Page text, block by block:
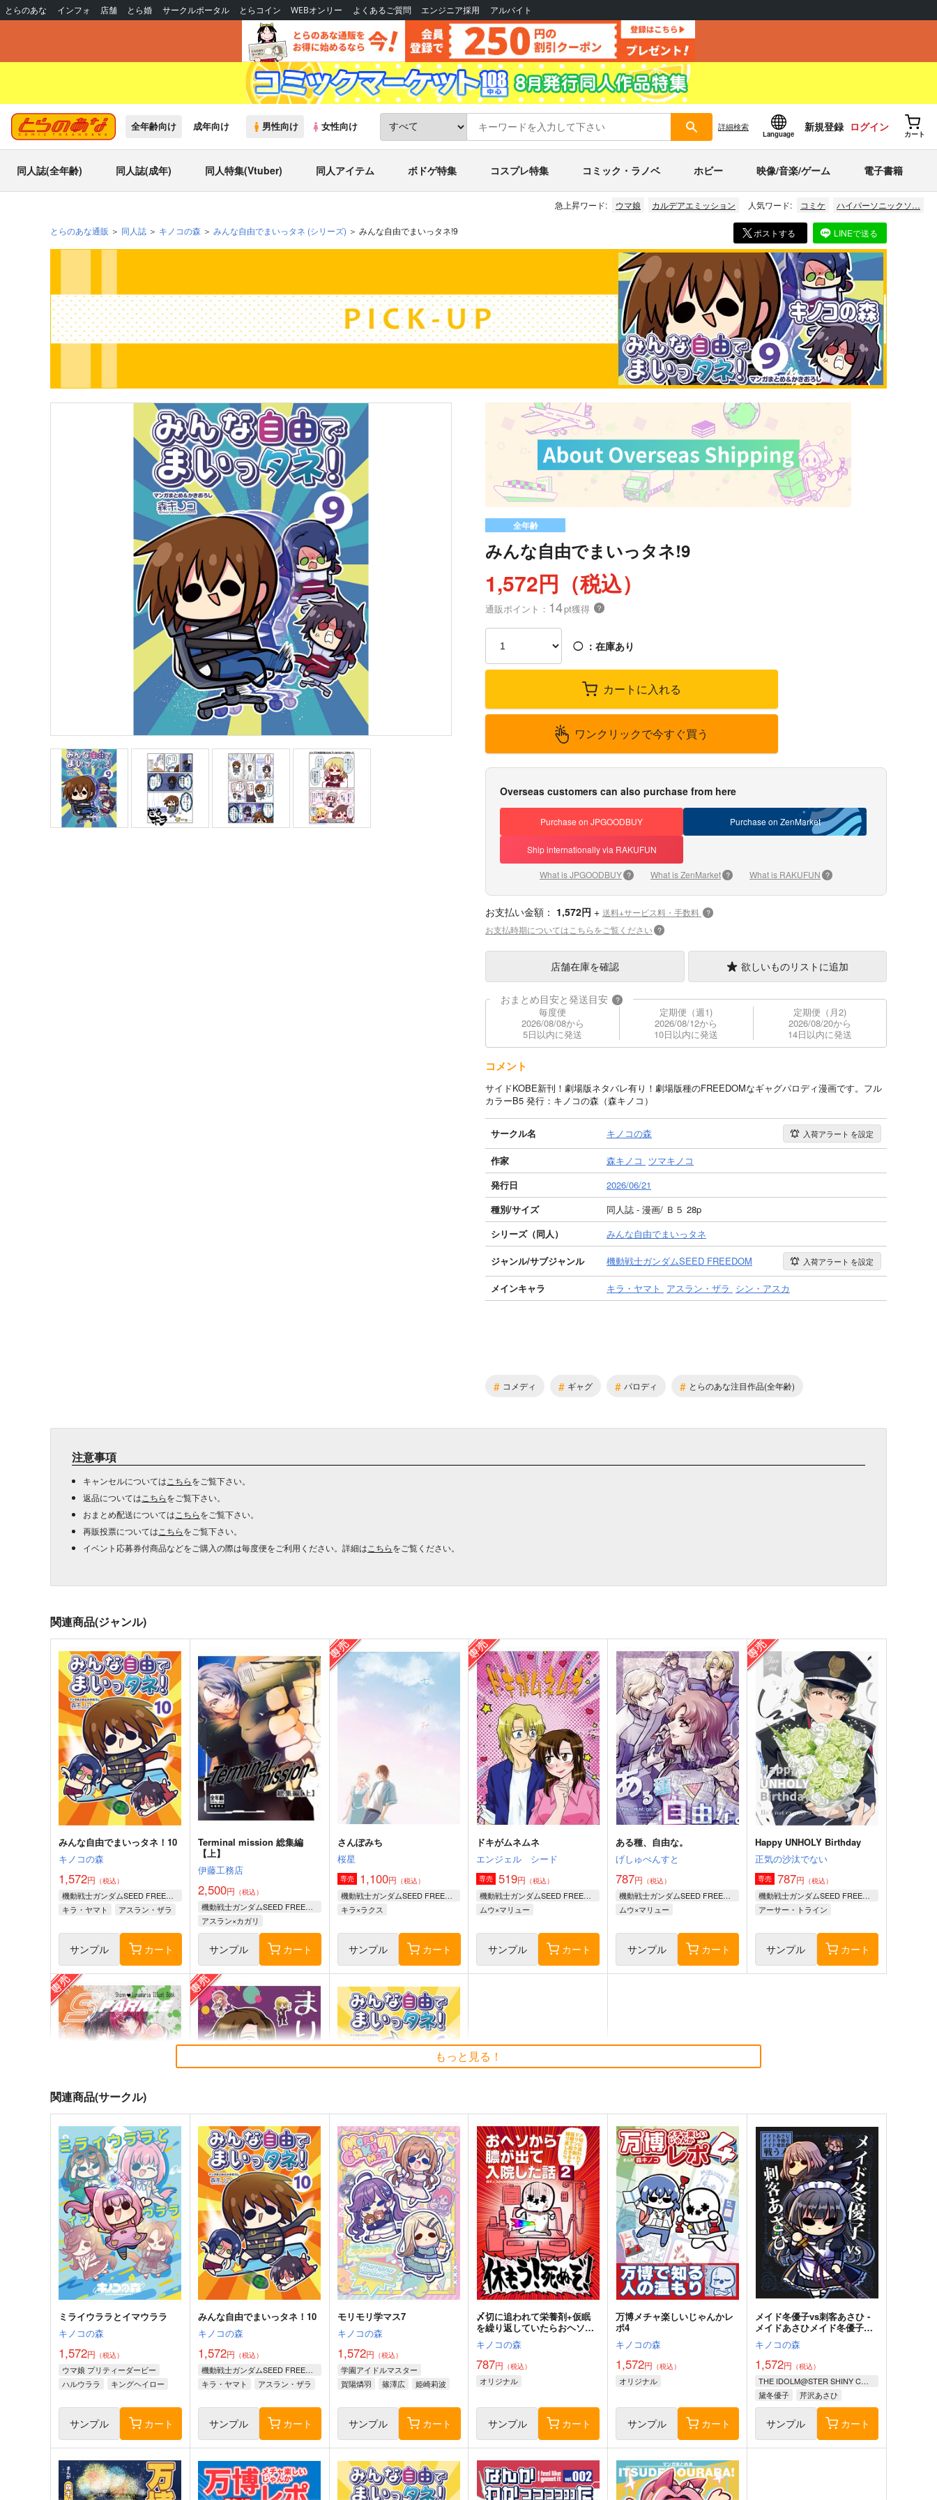
とらのあな インフォ 店舗 とら婚 サークルポータル とらコイン WEBオンリー よくあるご質問 エンジニア採用 アルバイト
全年齢向け 成年向け 男性向け 女性向け 詳細検索
Language
新規登録 ログイン
カート
同人誌(全年齢) 同人誌(成年) 同人特集(Vtuber) 同人アイテム ボドゲ特集 コスプレ特集 コミック・ラノベ ホビー 映像/音楽/ゲーム 電子書籍
急上昇ワード: ウマ娘 カルデアエミッション 人気ワード: コミケ ハイパーソニックソ…
とらのあな通販 同人誌 キノコの森 みんな自由でまいっタネ (シリーズ) みんな自由でまいっタネ!9 ポストする LINEで送る
全年齢
みんな自由でまいっタネ!9
1,572円（税込）
通販ポイント： 14pt獲得 ？
◯ ：在庫あり
カートに入れる
ワンクリックで今すぐ買う
Overseas customers can also purchase from here
Purchase on JPGOODBUY Purchase on ZenMarket
Ship internationally via RAKUFUN
What is JPGOODBUY ? What is ZenMarket ? What is RAKUFUN ?
お支払い金額： 1,572円 + 送料+サービス料・手数料 ?
お支払時期についてはこちらをご覧ください ?
店舗在庫を確認 欲しいものリストに追加
おまとめ目安と発送目安 ?
毎度便
2026/08/08から
5日以内に発送
定期便（週1)
2026/08/12から
10日以内に発送
定期便（月2)
2026/08/20から
14日以内に発送
コメント
サイドKOBE新刊！劇場版ネタバレ有り！劇場版種のFREEDOMなギャグパロディ漫画です。フル
カラーB5 発行：キノコの森（森キノコ）
サークル名 キノコの森 入荷アラート を設定
作家 森キノコ ツマキノコ
発行日
2026/06/21
種別/サイズ
同人誌 - 漫画/ Ｂ５ 28p
シリーズ（同人）
みんな自由でまいっタネ
ジャンル/サブジャンル 機動戦士ガンダムSEED FREEDOM 入荷アラート を設定
メインキャラ キラ・ヤマト アスラン・ザラ シン・アスカ
# コメディ # ギャグ # パロディ # とらのあな注目作品(全年齢)
注意事項
キャンセルについては こちらをご覧下さい。
返品については こちらをご覧下さい。
おまとめ配送については こちらをご覧下さい。
再販投票については こちらをご覧下さい。
イベント応募券付商品などをご購入の際は毎度便をご利用ください。詳細は こちらをご覧ください。
関連商品(ジャンル)
みんな自由でまいっタネ！10
キノコの森
1,572円 （税込）
機動戦士ガンダムSEED FREEDOM
キラ・ヤマト
アスラン・ザラ
サンプル カート
Terminal mission 総集編
【上】
伊藤工務店
2,500円 （税込）
機動戦士ガンダムSEED FREEDOM
アスラン×カガリ
サンプル カート
さんぽみち
桜星
専売 1,100円 （税込）
機動戦士ガンダムSEED FREEDOM
キラ×ラクス
サンプル カート
ドキがムネムネ
エンジェル シード
専売 519円 （税込）
機動戦士ガンダムSEED FREEDOM
ムウ×マリュー
サンプル カート
ある種、自由な。
げしゅぺんすと
787円 （税込）
機動戦士ガンダムSEED FREEDOM
ムウ×マリュー
サンプル カート
Happy UNHOLY Birthday
正気の沙汰でない
専売 787円 （税込）
機動戦士ガンダムSEED FREEDOM
アーサー・トライン
サンプル カート
SPARKLE
Shirako
専売 1,045円（税込）
機動戦士ガンダムSEED DESTINY
シン×ルナマリア
サンプル カート
まりゅたん
エンジェル シード
専売 550円（税込）
機動戦士ガンダムSEED FREEDOM
ムウ×マリュー
サンプル カート
みんな自由でまいっタネ！6
キノコの森
1,572円（税込）
機動戦士ガンダムSEED FREEDOM
キラ・ヤマト
アスラン・ザラ
シン・アスカ
サンプル カート
もっと見る！
関連商品(サークル)
ミライウララとイマウララ
キノコの森
1,572円 （税込）
ウマ娘 プリティーダービー
ハルウララ
キングヘイロー
サンプル カート
みんな自由でまいっタネ！10
キノコの森
1,572円 （税込）
機動戦士ガンダムSEED FREEDOM
キラ・ヤマト
アスラン・ザラ
サンプル カート
モリモリ学マス7
キノコの森
1,572円 （税込）
学園アイドルマスター
賀陽燐羽
篠澤広 姫崎莉波
サンプル カート
〆切に追われて栄養剤+仮眠
を繰り返していたらおヘソか
ら膿が出て入院した話2
キノコの森
787円 （税込）
オリジナル
サンプル カート
万博メチャ楽しいじゃんかレ
ポ4
キノコの森
1,572円 （税込）
オリジナル
サンプル カート
メイド冬優子vs刺客あさひ -
メイドあさひメイド冬優子メ
イド愛依が戦う本-
キノコの森
1,572円 （税込）
THE IDOLM@STER SHINY COLORS
黛冬優子
芹沢あさひ
和泉愛依
サンプル カート